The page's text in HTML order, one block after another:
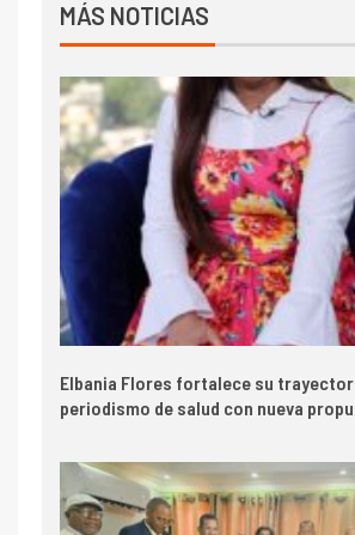
MÁS NOTICIAS
Elbania Flores fortalece su
periodismo de salud con nueva